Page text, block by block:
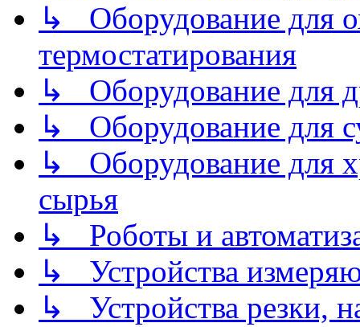
↳ Оборудование для
термостатирования
↳ Оборудование для
↳ Оборудование для
↳ Оборудование для
сырья
↳ Роботы и
↳ Устройства
↳ Устройства резки,